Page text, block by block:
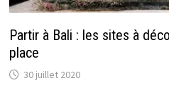
Partir à Bali : les sites à
place
30 juillet 2020